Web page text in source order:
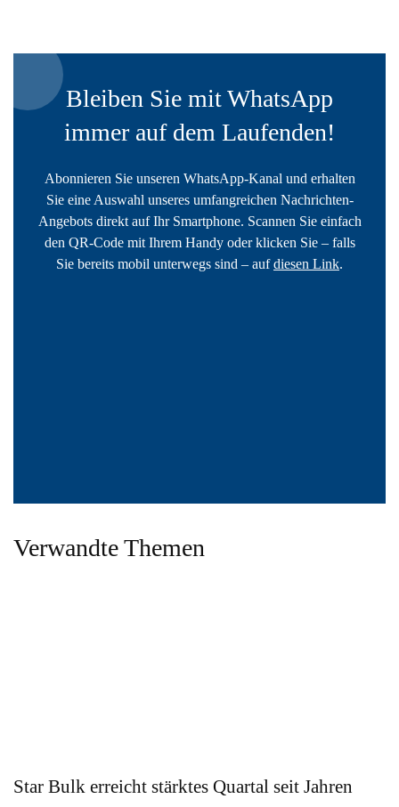
Bleiben Sie mit WhatsApp
immer auf dem Laufenden!
Abonnieren Sie unseren WhatsApp-Kanal und erhalten
Sie eine Auswahl unseres umfangreichen Nachrichten-
Angebots direkt auf Ihr Smartphone. Scannen Sie einfach
den QR-Code mit Ihrem Handy oder klicken Sie – falls
Sie bereits mobil unterwegs sind – aufdiesen Link.
Verwandte Themen
Star Bulk erreicht stärktes Quartal seit Jahren